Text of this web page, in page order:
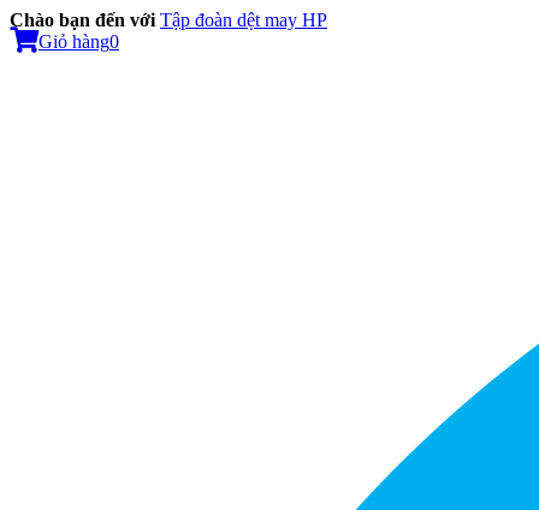
Chào bạn đến với Tập đoàn dệt may HP
Giỏ hàng0